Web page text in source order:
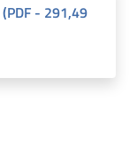
(PDF - 291,49